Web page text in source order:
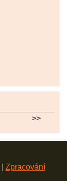
>>
Zpracování